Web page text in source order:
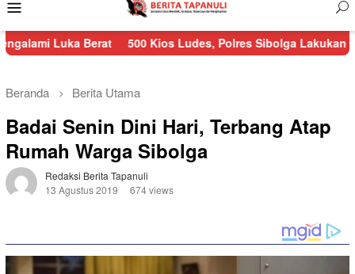
Mobile
Berat 500 Kios Ludes, Polres Sibolga Lakukan
Beranda Berita Utama
Badai Senin Dini Hari, Terbang Atap
Rumah Warga Sibolga
Redaksi Berita Tapanuli
13 Agustus 2019
674 views